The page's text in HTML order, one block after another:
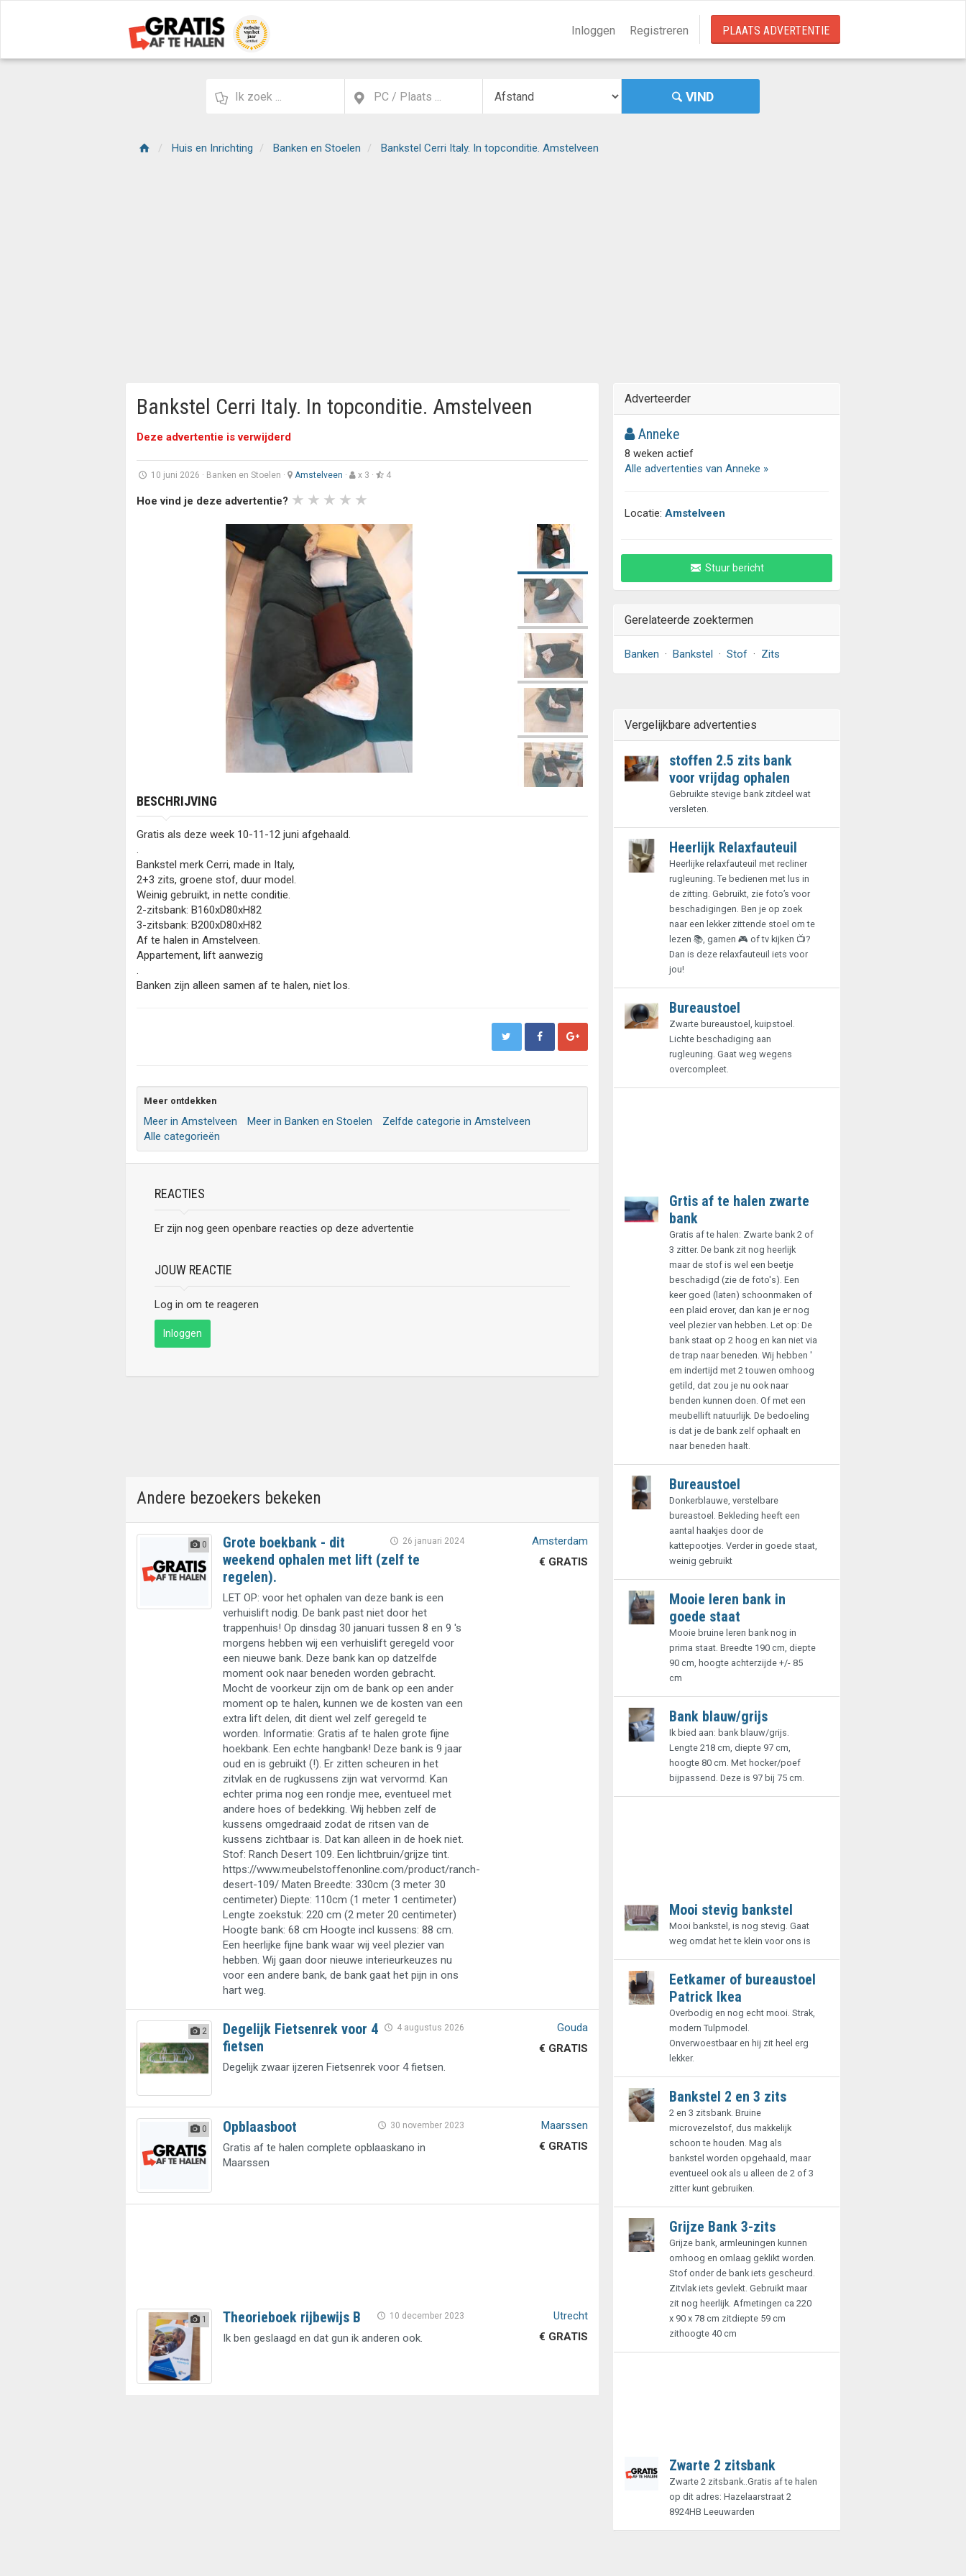
Inloggen Registreren PLAATS ADVERTENTIE
VIND
Huis en Inrichting Banken en Stoelen Bankstel Cerri Italy. In topconditie. Amstelveen
Bankstel Cerri Italy. In topconditie. Amstelveen
Deze advertentie is verwijderd
10 juni 2026 · Banken en Stoelen · Amstelveen · x 3 · 4
Hoe vind je deze advertentie?
BESCHRIJVING
Gratis als deze week 10-11-12 juni afgehaald.
.
Bankstel merk Cerri, made in Italy,
2+3 zits, groene stof, duur model.
Weinig gebruikt, in nette conditie.
2-zitsbank: B160xD80xH82
3-zitsbank: B200xD80xH82
Af te halen in Amstelveen.
Appartement, lift aanwezig
.
Banken zijn alleen samen af te halen, niet los.
Meer ontdekken
Meer in Amstelveen Meer in Banken en Stoelen
Zelfde categorie in Amstelveen
Alle categorieën
REACTIES
Er zijn nog geen openbare reacties op deze advertentie
JOUW REACTIE
Log in om te reageren
Inloggen
Andere bezoekers bekeken
0 26 januari 2024
Grote boekbank - dit
weekend ophalen met lift (zelf te
regelen).
LET OP: voor het ophalen van deze bank is een
verhuislift nodig. De bank past niet door het
trappenhuis! Op dinsdag 30 januari tussen 8 en 9 's
morgens hebben wij een verhuislift geregeld voor
een nieuwe bank. Deze bank kan op datzelfde
moment ook naar beneden worden gebracht.
Mocht de voorkeur zijn om de bank op een ander
moment op te halen, kunnen we de kosten van een
extra lift delen, dit dient wel zelf geregeld te
worden. Informatie: Gratis af te halen grote fijne
hoekbank. Een echte hangbank! Deze bank is 9 jaar
oud en is gebruikt (!). Er zitten scheuren in het
zitvlak en de rugkussens zijn wat vervormd. Kan
echter prima nog een rondje mee, eventueel met
andere hoes of bedekking. Wij hebben zelf de
kussens omgedraaid zodat de ritsen van de
kussens zichtbaar is. Dat kan alleen in de hoek niet.
Stof: Ranch Desert 109. Een lichtbruin/grijze tint.
https://www.meubelstoffenonline.com/product/ranch-
desert-109/ Maten Breedte: 330cm (3 meter 30
centimeter) Diepte: 110cm (1 meter 1 centimeter)
Lengte zoekstuk: 220 cm (2 meter 20 centimeter)
Hoogte bank: 68 cm Hoogte incl kussens: 88 cm.
Een heerlijke fijne bank waar wij veel plezier van
hebben. Wij gaan door nieuwe interieurkeuzes nu
voor een andere bank, de bank gaat het pijn in ons
hart weg.
Amsterdam
€ GRATIS
2 4 augustus 2026
Degelijk Fietsenrek voor 4
fietsen
Degelijk zwaar ijzeren Fietsenrek voor 4 fietsen.
Gouda
€ GRATIS
0 30 november 2023
Opblaasboot
Gratis af te halen complete opblaaskano in
Maarssen
Maarssen
€ GRATIS
1 10 december 2023
Theorieboek rijbewijs B
Ik ben geslaagd en dat gun ik anderen ook.
Utrecht
€ GRATIS
Adverteerder
Anneke
8 weken actief
Alle advertenties van Anneke »
Locatie: Amstelveen
Stuur bericht
Gerelateerde zoektermen
Banken · Bankstel · Stof · Zits
Vergelijkbare advertenties
stoffen 2.5 zits bank
voor vrijdag ophalen
Gebruikte stevige bank zitdeel wat
versleten.
Heerlijk Relaxfauteuil
Heerlijke relaxfauteuil met recliner
rugleuning. Te bedienen met lus in
de zitting. Gebruikt, zie foto’s voor
beschadigingen. Ben je op zoek
naar een lekker zittende stoel om te
lezen 📚, gamen 🎮 of tv kijken 📺?
Dan is deze relaxfauteuil iets voor
jou!
Bureaustoel
Zwarte bureaustoel, kuipstoel.
Lichte beschadiging aan
rugleuning. Gaat weg wegens
overcompleet.
Grtis af te halen zwarte
bank
Gratis af te halen: Zwarte bank 2 of
3 zitter. De bank zit nog heerlijk
maar de stof is wel een beetje
beschadigd (zie de foto's). Een
keer goed (laten) schoonmaken of
een plaid erover, dan kan je er nog
veel plezier van hebben. Let op: De
bank staat op 2 hoog en kan niet via
de trap naar beneden. Wij hebben '
em indertijd met 2 touwen omhoog
getild, dat zou je nu ook naar
benden kunnen doen. Of met een
meubellift natuurlijk. De bedoeling
is dat je de bank zelf ophaalt en
naar beneden haalt.
Bureaustoel
Donkerblauwe, verstelbare
bureastoel. Bekleding heeft een
aantal haakjes door de
kattepootjes. Verder in goede staat,
weinig gebruikt
Mooie leren bank in
goede staat
Mooie bruine leren bank nog in
prima staat. Breedte 190 cm, diepte
90 cm, hoogte achterzijde +/- 85
cm
Bank blauw/grijs
Ik bied aan: bank blauw/grijs.
Lengte 218 cm, diepte 97 cm,
hoogte 80 cm. Met hocker/poef
bijpassend. Deze is 97 bij 75 cm.
Mooi stevig bankstel
Mooi bankstel, is nog stevig. Gaat
weg omdat het te klein voor ons is
Eetkamer of bureaustoel
Patrick Ikea
Overbodig en nog echt mooi. Strak,
modern Tulpmodel.
Onverwoestbaar en hij zit heel erg
lekker.
Bankstel 2 en 3 zits
2 en 3 zitsbank. Bruine
microvezelstof, dus makkelijk
schoon te houden. Mag als
bankstel worden opgehaald, maar
eventueel ook als u alleen de 2 of 3
zitter kunt gebruiken.
Grijze Bank 3-zits
Grijze bank, armleuningen kunnen
omhoog en omlaag geklikt worden.
Stof onder de bank iets gescheurd.
Zitvlak iets gevlekt. Gebruikt maar
zit nog heerlijk. Afmetingen ca 220
x 90 x 78 cm zitdiepte 59 cm
zithoogte 40 cm
Zwarte 2 zitsbank
Zwarte 2 zitsbank..Gratis af te halen
op dit adres: Hazelaarstraat 2
8924HB Leeuwarden